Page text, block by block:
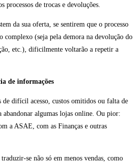
processos de trocas e devoluções.
da sua oferta, se sentirem que o processo
complexo (seja pela demora na devolução do
etc.), dificilmente voltarão a repetir a
de informações
de difícil acesso, custos omitidos ou falta de
abandonar algumas lojas online. Ou pior:
a ASAE, com as Finanças e outras
se não só em menos vendas, como